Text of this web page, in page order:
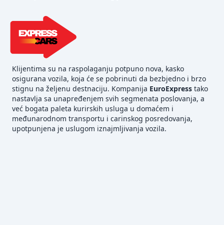
Klijentima su na raspolaganju potpuno nova, kasko
osigurana vozila, koja će se pobrinuti da bezbjedno i brzo
stignu na željenu destnaciju. Kompanija EuroExpress tako
nastavlja sa unapređenjem svih segmenata poslovanja, a
već bogata paleta kurirskih usluga u domaćem i
međunarodnom transportu i carinskog posredovanja,
upotpunjena je uslugom iznajmljivanja vozila.